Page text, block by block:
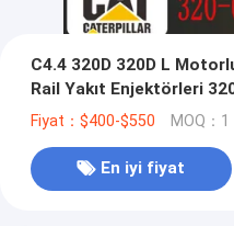
C4.4 320D 320D L
Rail Yakıt Enjektörleri
Fiyat：$400-$550 MOQ：1
En iyi fiyat